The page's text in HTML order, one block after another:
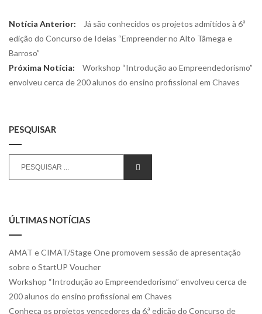
Navegação
de
artigos
Notícia Anterior:
Previous
post:
Já são conhecidos os projetos admitidos à 6ª
edição do Concurso de Ideias “Empreender no Alto Tâmega e
Barroso”
Próxima Notícia:
Next
post:
Workshop “Introdução ao Empreendedorismo”
envolveu cerca de 200 alunos do ensino profissional em Chaves
PESQUISAR
ÚLTIMAS NOTÍCIAS
AMAT e CIMAT/Stage One promovem sessão de apresentação
sobre o StartUP Voucher
Workshop “Introdução ao Empreendedorismo” envolveu cerca de
200 alunos do ensino profissional em Chaves
Conheça os projetos vencedores da 6.ª edição do Concurso de